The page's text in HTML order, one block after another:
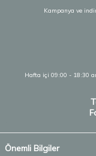
Kampanya ve
Hafta içi 09:00 - 18:30
Önemli Bilgiler